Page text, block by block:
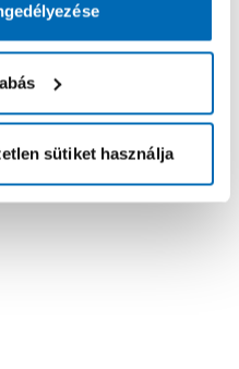
sütiket használja